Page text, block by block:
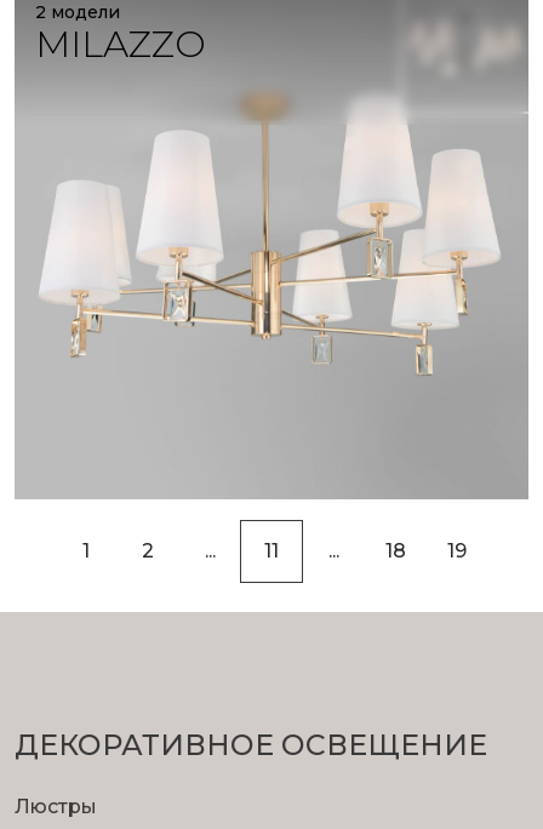
2 модели
MILAZZO
1 2 ... 11 ... 18 19
ДЕКОРАТИВНОЕ ОСВЕЩЕНИЕ
Люстры